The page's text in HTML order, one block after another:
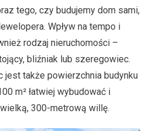
tego, czy budujemy dom sami,
Wpływ na tempo i
rodzaj nieruchomości –
bliźniak lub szeregowiec.
jest także powierzchnia budynku
m² łatwiej wybudować i
300-metrową willę.